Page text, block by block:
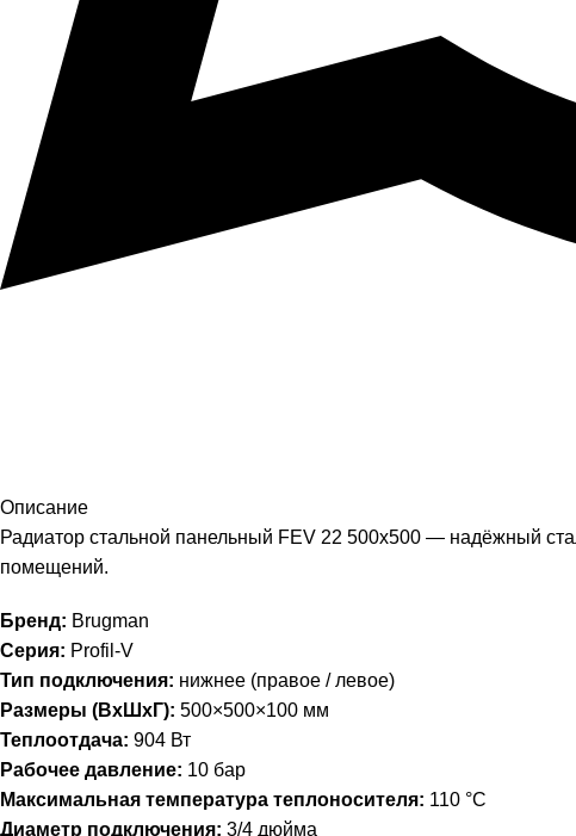
Описание
Радиатор стальной панельный FEV 22 500х500 — надёжный
помещений.
Бренд: Brugman
Серия: Profil-V
Тип подключения: нижнее (правое / левое)
Размеры (ВхШхГ): 500×500×100 мм
Теплоотдача: 904 Вт
Рабочее давление: 10 бар
Максимальная температура теплоносителя: 110 °С
Диаметр подключения: 3/4 дюйма